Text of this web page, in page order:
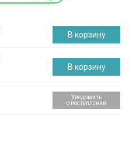
В корзину
В корзину
Уведомить
о поступлении